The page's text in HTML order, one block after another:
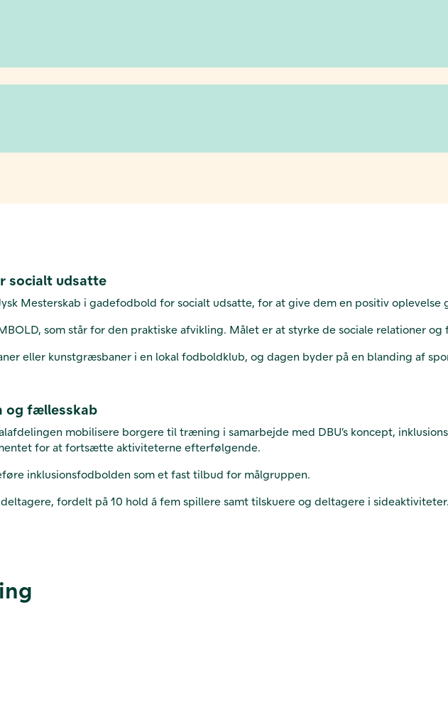
socialt udsatte
Mesterskab i gadefodbold for socialt udsatte, for at give dem en positiv
som står for den praktiske afvikling. Målet er at styrke de sociale relationer
eller kunstgræsbaner i en lokal fodboldklub, og dagen byder på en blanding af
og fællesskab
mobilisere borgere til træning i samarbejde med DBU’s koncept,
for at fortsætte aktiviteterne efterfølgende.
inklusionsfodbolden som et fast tilbud for målgruppen.
fordelt på 10 hold á fem spillere samt tilskuere og deltagere i sideaktiviteter.